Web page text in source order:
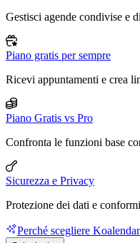
Gestisci agende condivise e
Piano gratis per sempre
Ricevi appuntamenti e crea
Piano Gratis vs Pro
Confronta le funzioni base
Sicurezza e Privacy
Protezione dei dati e
Perché scegliere Koalendar